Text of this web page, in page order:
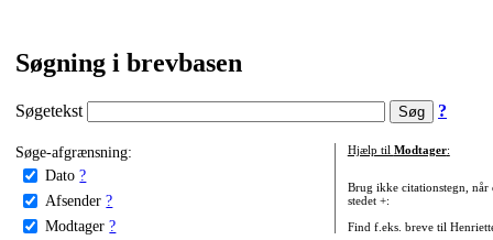
Søgning i brevbasen
Søgetekst ?
Søge-afgrænsning:
Dato ?
Afsender ?
Modtager ?
Hjælp til Modtager:
Brug ikke citationstegn, når
stedet +:
Find f.eks. breve til